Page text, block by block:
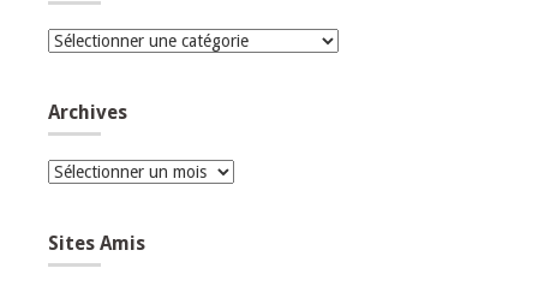
Catégories
Archives
Archives
Sites Amis